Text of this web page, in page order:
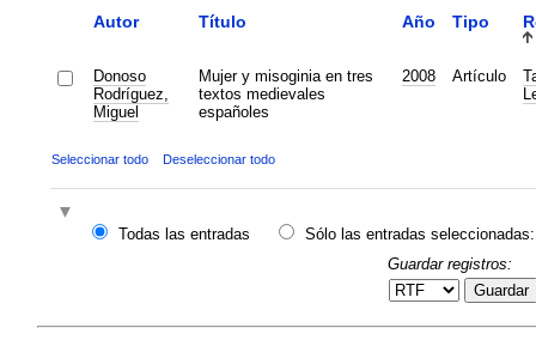
Autor Título Año Tipo
Donoso
Rodríguez,
Miguel
Mujer y misoginia en tres
textos medievales
españoles
2008 Artículo
Seleccionar todo Deseleccionar todo
Todas las entradas
Sólo las entradas seleccionadas:
Guardar registros:
Guardar